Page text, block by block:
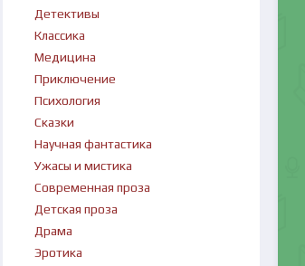
Детективы
Классика
Медицина
Приключение
Психология
Сказки
Научная фантастика
Ужасы и мистика
Современная проза
Детская проза
Драма
Эротика